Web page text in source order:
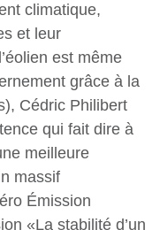
climatique,
et leur
est même
grâce à la
Cédric Philibert
qui fait dire à
meilleure
massif
Émission
«La stabilité d’un